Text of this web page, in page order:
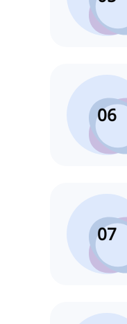
06
07